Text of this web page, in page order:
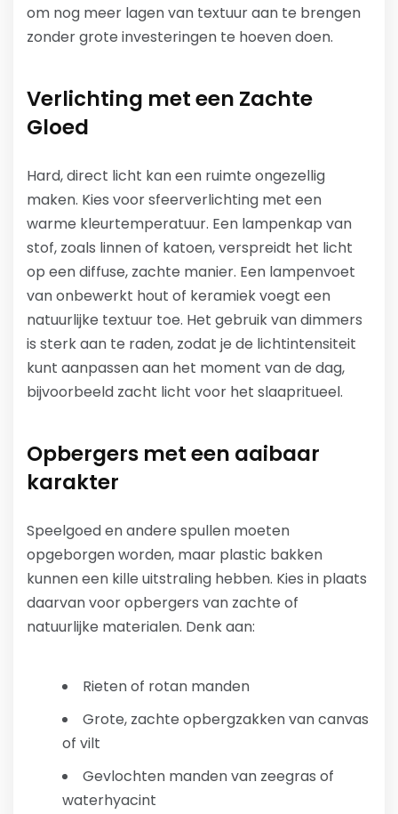
om nog meer lagen van textuur aan te brengen
zonder grote investeringen te hoeven doen.
Verlichting met een Zachte
Gloed
Hard, direct licht kan een ruimte ongezellig
maken. Kies voor sfeerverlichting met een
warme kleurtemperatuur. Een lampenkap van
stof, zoals linnen of katoen, verspreidt het licht
op een diffuse, zachte manier. Een lampenvoet
van onbewerkt hout of keramiek voegt een
natuurlijke textuur toe. Het gebruik van dimmers
is sterk aan te raden, zodat je de lichtintensiteit
kunt aanpassen aan het moment van de dag,
bijvoorbeeld zacht licht voor het slaapritueel.
Opbergers met een aaibaar
karakter
Speelgoed en andere spullen moeten
opgeborgen worden, maar plastic bakken
kunnen een kille uitstraling hebben. Kies in plaats
daarvan voor opbergers van zachte of
natuurlijke materialen. Denk aan:
Rieten of rotan manden
Grote, zachte opbergzakken van canvas
of vilt
Gevlochten manden van zeegras of
waterhyacint